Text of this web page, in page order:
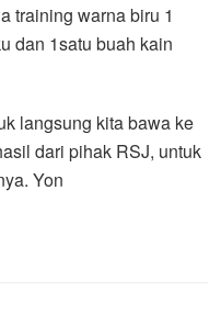
training warna biru 1
dan 1satu buah kain
langsung kita bawa ke
dari pihak RSJ, untuk
Yon